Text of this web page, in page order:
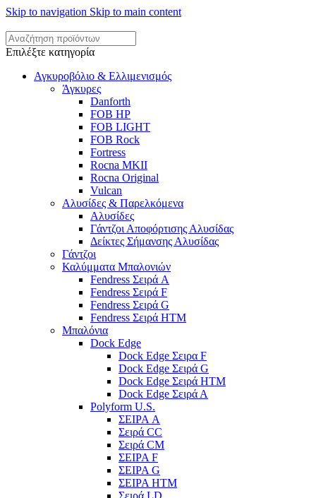
Skip to navigation Skip to main content
Επιλέξτε κατηγορία
Αγκυροβόλιο & Ελλιμενισμός
Άγκυρες
Danforth
FOB HP
FOB LIGHT
FOB Rock
Fortress
Rocna MKII
Rocna Original
Vulcan
Αλυσίδες & Παρελκόμενα
Αλυσίδες
Γάντζοι Αποφόρτισης Αλυσίδας
Δείκτες Σήμανσης Αλυσίδας
Γάντζοι
Καλύμματα Μπαλονιών
Fendress Σειρά A
Fendress Σειρά F
Fendress Σειρά G
Fendress Σειρά HTM
Μπαλόνια
Dock Edge
Dock Edge Σειρα F
Dock Edge Σειρά G
Dock Edge Σειρά HTM
Dock Edge Σειρά Α
Polyform U.S.
ΣΕΙΡΑ A
Σειρά CC
Σειρά CM
ΣΕΙΡΑ F
ΣΕΙΡΑ G
ΣΕΙΡΑ HTM
Σειρά LD